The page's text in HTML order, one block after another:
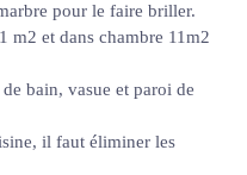
pour le faire briller.
m2 et dans chambre 11m2
bain, vasue et paroi de
il faut éliminer les